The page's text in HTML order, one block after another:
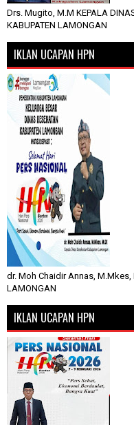
Drs. Mugito, M.M KEPALA
KABUPATEN LAMONGAN
IKLAN UCAPAN HPN
dr. Moh Chaidir Annas, M.Mkes,
LAMONGAN
IKLAN UCAPAN HPN